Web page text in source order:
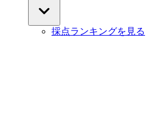
採点ランキングを見る